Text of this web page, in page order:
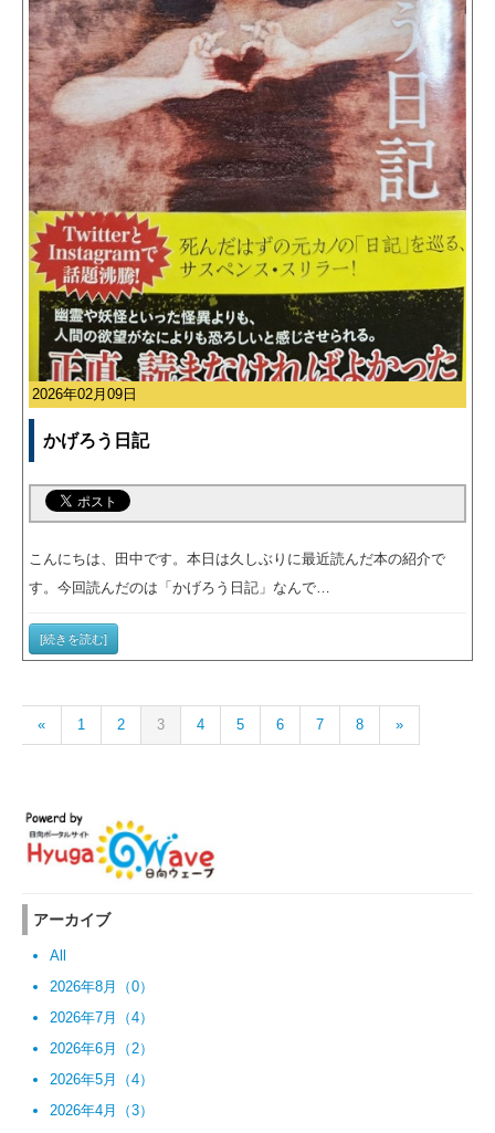
2026年02月09日
かげろう日記
こんにちは、田中です。本日は久しぶりに最近読んだ本の紹介で
す。今回読んだのは「かげろう日記」なんで…
[続きを読む]
« 1 2 3 4 5 6 7 8 »
アーカイブ
All
2026年8月（0）
2026年7月（4）
2026年6月（2）
2026年5月（4）
2026年4月（3）